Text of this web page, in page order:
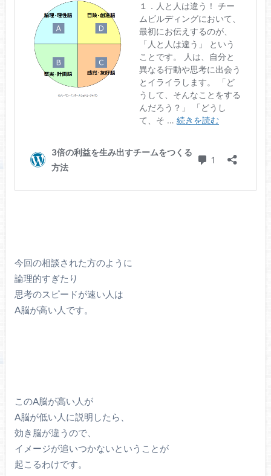
今回の相談された方のように
論理的すぎたり
思考のスピードが速い人は
A脳が高い人です。
このA脳が高い人が
A脳が低い人に説明したら、
効き脳が違うので、
イメージが追いつかないということが
起こるわけです。